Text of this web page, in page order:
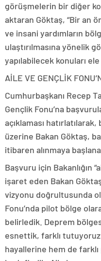
görüşmelerin bir diğer
aktaran Göktaş, “Bir an
ve insani yardımların
ulaştırılmasına yönelik
yapılabilecek konuları ele
AİLE VE GENÇLİK
Cumhurbaşkanı Recep
Gençlik Fonu’na
açıklaması
üzerine Bakan Göktaş,
itibaren alınmaya
Başvuru için Bakanlığın
işaret eden Bakan
vizyonu doğrultusunda
Fonu’nda pilot bölge
belirledik. Deprem
esnettik, farklı
hayallerine hem de